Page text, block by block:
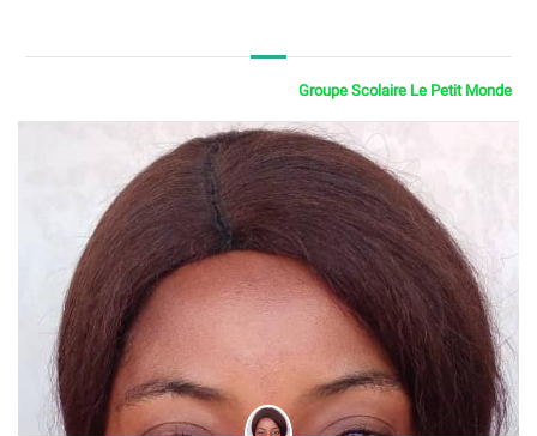
Groupe Scolaire Le Petit Monde